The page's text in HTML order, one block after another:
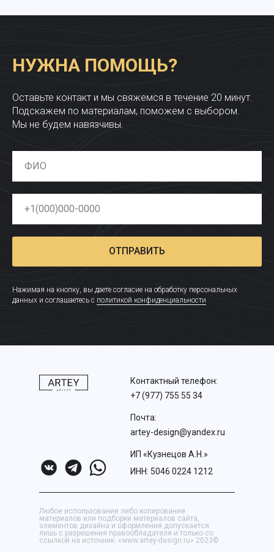
НУЖНА ПОМОЩЬ?
Оставьте контакт и мы свяжемся в течение 20 минут.
Подскажем по материалам, поможем с выбором.
Мы не будем навязчивы.
ОТПРАВИТЬ
Нажимая на кнопку, вы даете согласие на обработку персональных
данных и соглашаетесь c политикой конфиденциальности
Любое использование либо копирование
материалов или подборки материалов сайта,
элементов дизайна и оформления допускается
лишь с разрешения правообладателя и только со
ссылкой на источник: «www.artey-design.ru» 2023©
Почта:
ИП «Кузнецов А.Н.»
Контактный телефон:
ИНН: 5046 0224 1212
+7 (977) 755 55 34
artey-design@yandex.ru